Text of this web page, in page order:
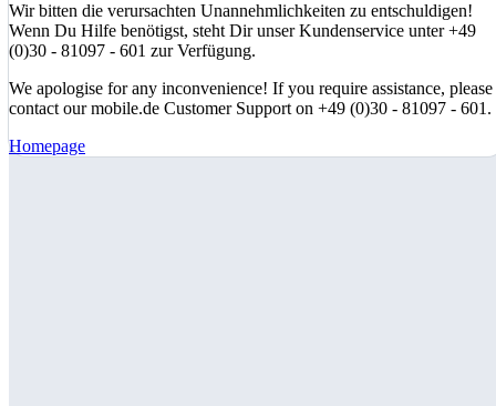
Wir bitten die verursachten Unannehmlichkeiten zu entschuldigen!
Wenn Du Hilfe benötigst, steht Dir unser Kundenservice unter +49
(0)30 - 81097 - 601 zur Verfügung.
We apologise for any inconvenience! If you require assistance, please
contact our mobile.de Customer Support on +49 (0)30 - 81097 - 601.
Homepage